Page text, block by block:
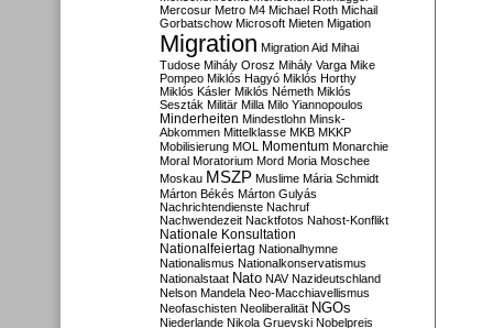
Mercosur Metro M4 Michael Roth Michail
Gorbatschow Microsoft Mieten Migation
Migration Migration Aid Mihai
Tudose Mihály Orosz Mihály Varga Mike
Pompeo Miklós Hagyó Miklós Horthy
Miklós Kásler Miklós Németh Miklós
Seszták Militär Milla Milo Yiannopoulos
Minderheiten Mindestlohn Minsk-
Abkommen Mittelklasse MKB MKKP
Mobilisierung MOL Momentum Monarchie
Moral Moratorium Mord Moria Moschee
Moskau MSZP Muslime Mária Schmidt
Márton Békés Márton Gulyás
Nachrichtendienste Nachruf
Nachwendezeit Nacktfotos Nahost-Konflikt
Nationale Konsultation
Nationalfeiertag Nationalhymne
Nationalismus Nationalkonservatismus
Nationalstaat Nato NAV Nazideutschland
Nelson Mandela Neo-Macchiavellismus
Neofaschisten Neoliberalität NGOs
Niederlande Nikola Gruevski Nobelpreis